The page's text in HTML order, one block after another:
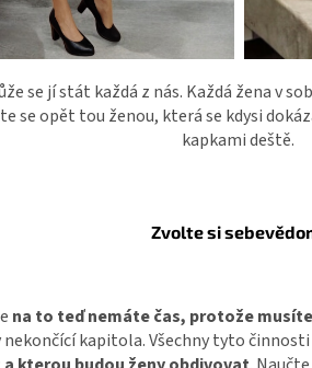
se jí stát každá z nás. Každá žena v
se opět tou ženou, která se kdysi
kapkami deště.
Zvolte si
na to teď nemáte čas, protože musíte
kapitola. Všechny tyto